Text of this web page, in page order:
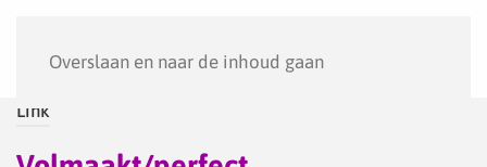
Overslaan en naar de inhoud gaan
Link